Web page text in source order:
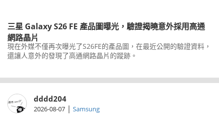
三星 Galaxy S26 FE 產品圖曝光，驗證揭曉意外採用高通
網路晶片
現在外媒不僅再次曝光了S26FE的產品圖，在最近公開的驗證資料，
還讓人意外的發現了高通網路晶片的蹤跡。
dddd204
2026-08-07 | Samsung